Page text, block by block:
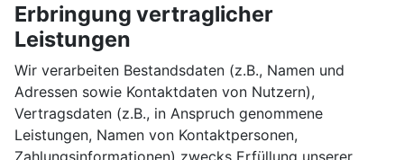
Erbringung vertraglicher
Leistungen
Wir verarbeiten Bestandsdaten (z.B., Namen und
Adressen sowie Kontaktdaten von Nutzern),
Vertragsdaten (z.B., in Anspruch genommene
Leistungen, Namen von Kontaktpersonen,